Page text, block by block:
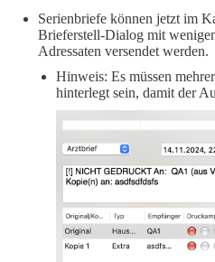
Serienbriefe können jetzt im
Brieferstell-Dialog mit
Adressaten versendet werden.
Hinweis: Es müssen
hinterlegt sein, damit der